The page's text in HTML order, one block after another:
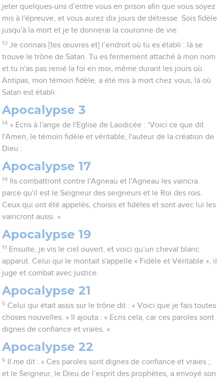
jeter quelques-uns d’entre vous en prison afin que vous soyez
mis à l'épreuve, et vous aurez dix jours de détresse. Sois fidèle
jusqu'à la mort et je te donnerai la couronne de vie.
13 Je connais [tes œuvres et] l’endroit où tu es établi : là se
trouve le trône de Satan. Tu es fermement attaché à mon nom
et tu n'as pas renié la foi en moi, même durant les jours où
Antipas, mon témoin fidèle, a été mis à mort chez vous, là où
Satan est établi.
Apocalypse 3
14 » Ecris à l'ange de l'Eglise de Laodicée : ‘Voici ce que dit
l'Amen, le témoin fidèle et véritable, l'auteur de la création de
Dieu :
Apocalypse 17
14
Ils combattront contre l'Agneau et l'Agneau les vaincra
parce qu'il est le Seigneur des seigneurs et le Roi des rois.
Ceux qui ont été appelés, choisis et fidèles et sont avec lui les
vaincront aussi. »
Apocalypse 19
11 Ensuite, je vis le ciel ouvert, et voici qu’un cheval blanc
apparut. Celui qui le montait s'appelle « Fidèle et Véritable », il
juge et combat avec justice.
Apocalypse 21
5 Celui qui était assis sur le trône dit : « Voici que je fais toutes
choses nouvelles. » Il ajouta : « Ecris cela, car ces paroles sont
dignes de confiance et vraies. »
Apocalypse 22
6
Il me dit : « Ces paroles sont dignes de confiance et vraies ;
et le Seigneur, le Dieu de l’esprit des prophètes, a envoyé son